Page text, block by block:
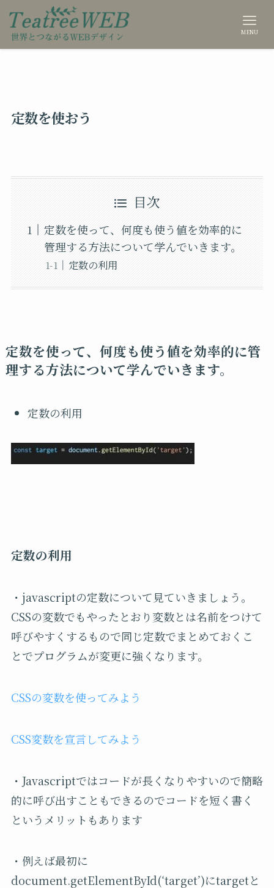
MENU
定数を使おう
目次
定数を使って、何度も使う値を効率的に
管理する方法について学んでいきます。
定数の利用
定数を使って、何度も使う値を効率的に管
理する方法について学んでいきます。
定数の利用
定数の利用
・javascriptの定数について見ていきましょう。
CSSの変数でもやったとおり変数とは名前をつけて
呼びやすくするもので同じ定数でまとめておくこ
とでプログラムが変更に強くなります。
CSSの変数を使ってみよう
CSS変数を宣言してみよう
・Javascriptではコードが長くなりやすいので簡略
的に呼び出すこともできるのでコードを短く書く
というメリットもあります
・例えば最初に
document.getElementById(‘target’)にtargetと